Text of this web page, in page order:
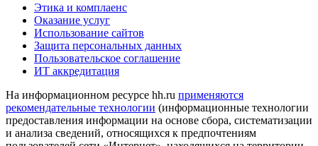
Этика и комплаенс
Оказание услуг
Использование сайтов
Защита персональных данных
Пользовательское соглашение
ИТ аккредитация
На информационном ресурсе hh.ru применяются
рекомендательные технологии (информационные технологии
предоставления информации на основе сбора, систематизации
и анализа сведений, относящихся к предпочтениям